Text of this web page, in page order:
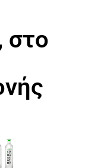
στο